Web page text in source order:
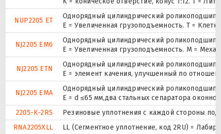
NUP2205 ET
Однорядный цилиндрический
E = Увеличенная грузоподъемность. T =
NJ2205 EM6
Однорядный цилиндрический
E = Увеличенная грузоподъемность. М =
NJ2205 ETN
Однорядный цилиндрический
E = элемент качения, улучшенный по
NJ2205 EMA
Однорядный цилиндрический
E = d ≤65 мм,два стальных сепаратора
2205-K-2RS
Резиновые уплотнения с каждой стороны
RNA2205XLL
LL (Сегментное уплотнение, код 2RU) =